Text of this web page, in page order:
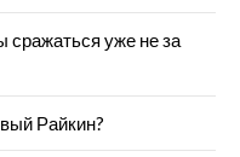
сражаться уже не за
Райкин?